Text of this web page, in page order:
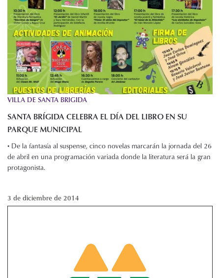
VILLA DE SANTA BRIGIDA
SANTA BRÍGIDA CELEBRA EL DÍA DEL LIBRO EN SU
PARQUE MUNICIPAL
• De la fantasía al suspense, cinco novelas marcarán la jornada del 26
de abril en una programación variada donde la literatura será la gran
protagonista.
3 de diciembre de 2014